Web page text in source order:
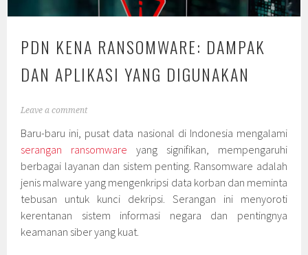
PDN KENA RANSOMWARE: DAMPAK
DAN APLIKASI YANG DIGUNAKAN
Leave a comment
Baru-baru ini, pusat data nasional di Indonesia mengalami
serangan ransomware yang signifikan, mempengaruhi
berbagai layanan dan sistem penting. Ransomware adalah
jenis malware yang mengenkripsi data korban dan meminta
tebusan untuk kunci dekripsi. Serangan ini menyoroti
kerentanan sistem informasi negara dan pentingnya
keamanan siber yang kuat.